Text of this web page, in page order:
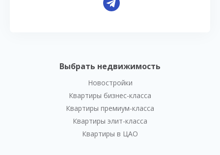
Выбрать недвижимость
Новостройки
Квартиры бизнес-класса
Квартиры премиум-класса
Квартиры элит-класса
Квартиры в ЦАО